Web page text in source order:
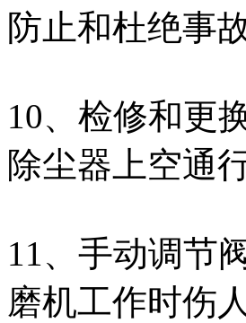
防止和杜绝事
10、检修和更
除尘器上空通
11、手动调节
磨机工作时伤人